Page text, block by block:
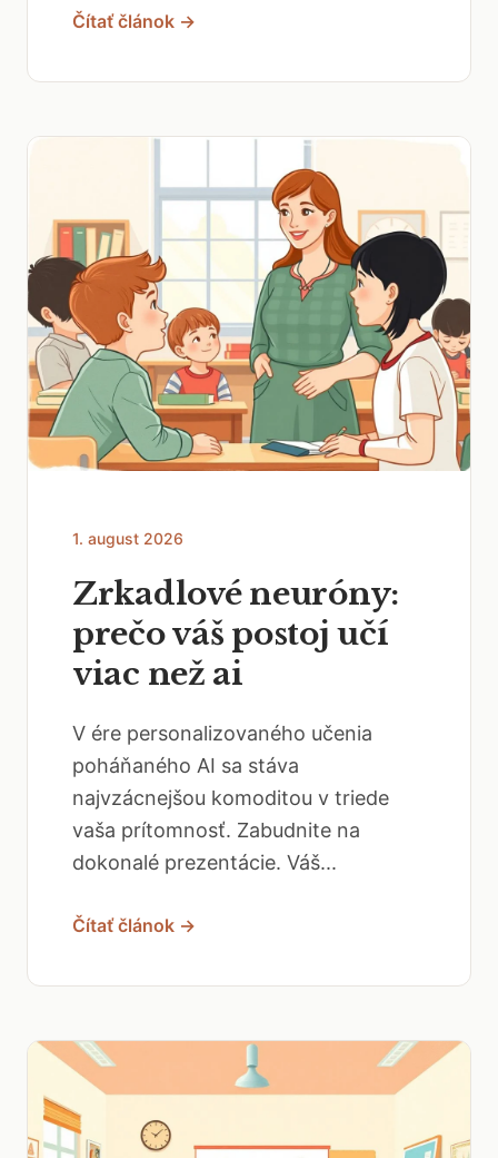
Čítať článok →
1. august 2026
Zrkadlové neuróny:
prečo váš postoj učí
viac než ai
V ére personalizovaného učenia
poháňaného AI sa stáva
najvzácnejšou komoditou v triede
vaša prítomnosť. Zabudnite na
dokonalé prezentácie. Váš...
Čítať článok →